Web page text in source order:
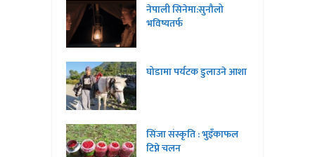
नेपाली सिनेमा:सुनौलो
भविष्यतर्फ
घोडामा पर्यटक डुलाउने आशा
सिंजा संस्कृति : भुइँकाफल
टिप्ने चलन